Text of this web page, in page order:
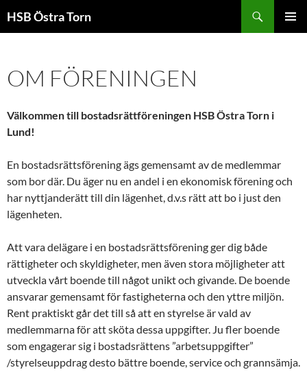
HSB Östra Torn
OM FÖRENINGEN
Välkommen till bostadsrättföreningen HSB Östra Torn i
Lund!
En bostadsrättsförening ägs gemensamt av de medlemmar
som bor där. Du äger nu en andel i en ekonomisk förening och
har nyttjanderätt till din lägenhet, d.v.s rätt att bo i just den
lägenheten.
Att vara delägare i en bostadsrättsförening ger dig både
rättigheter och skyldigheter, men även stora möjligheter att
utveckla vårt boende till något unikt och givande. De boende
ansvarar gemensamt för fastigheterna och den yttre miljön.
Rent praktiskt går det till så att en styrelse är vald av
medlemmarna för att sköta dessa uppgifter. Ju fler boende
som engagerar sig i bostadsrättens ”arbetsuppgifter”
/styrelseuppdrag desto bättre boende, service och grannsämja.